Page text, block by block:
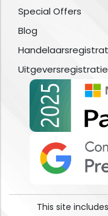
Special Offers
Blog
Uitgeversregistratie
This site